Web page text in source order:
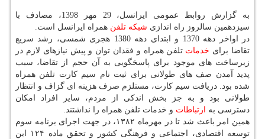
به گزارش روابط عمومی ایرانسل، 29 مهر 1398، مصادف با
سیزدهمین سالروز راه اندازی شبكه تلفن همراه ایرانسل است.
در اواخر دهه 1370 و ابتدای دهه 1380 هجری شمسی، رشد سریع
تقاضا برای خدمات تلفن همراه و فقدان توان و پیش نیازهای لازم در
زیرساخت های موجود برای پاسخگویی به آن حجم از تقاضا، سبب
پدید آمدن صف های طولانی برای ثبت نام سیم كارت تلفن همراه
شده بود. دریافت سیم كارت، مستلزم صرف هزینه ای گزاف و انتظار
طولانی بود و به جز بخش اندكی از مردم، سایر افراد امكان
دسترسی به
ارتباطات و خدمات تلفن همراه را نداشتند.
همین امر باعث شد تا در مهرماه ۱۳۸۲، در جهت اجرای برنامه سوم
توسعه اقتصادی، اجتماعی و فرهنگی كشور و تحقق ماده ۱۲۴ این